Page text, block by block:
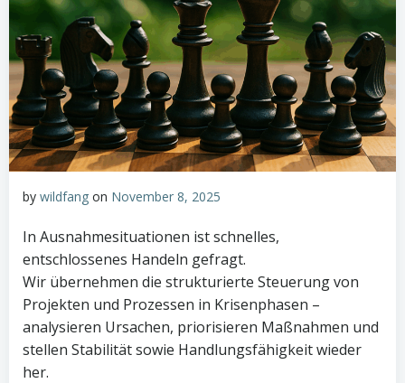
by wildfang on November 8, 2025
In Ausnahmesituationen ist schnelles,
entschlossenes Handeln gefragt.
Wir übernehmen die strukturierte Steuerung von
Projekten und Prozessen in Krisenphasen –
analysieren Ursachen, priorisieren Maßnahmen und
stellen Stabilität sowie Handlungsfähigkeit wieder
her.